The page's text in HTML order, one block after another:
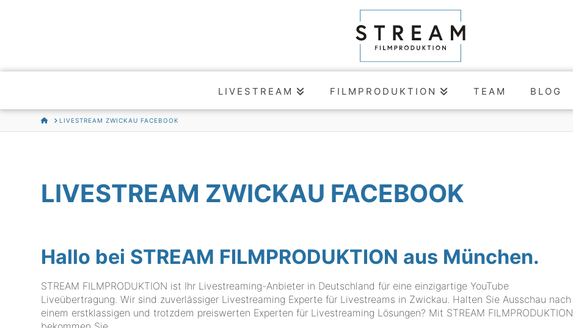
LIVESTREAM FILMPRODUKTION TEAM BLOG
HOMELIVESTREAM ZWICKAU FACEBOOK
LIVESTREAM ZWICKAU FACEBOOK
Hallo bei STREAM FILMPRODUKTION aus München.
STREAM FILMPRODUKTION ist Ihr Livestreaming-Anbieter in Deutschland für eine einzigartige YouTube
Liveübertragung. Wir sind zuverlässiger Livestreaming Experte für Livestreams in Zwickau. Halten Sie Ausschau nach
einem erstklassigen und trotzdem preiswerten Experten für Livestreaming Lösungen? Mit STREAM FILMPRODUKTION